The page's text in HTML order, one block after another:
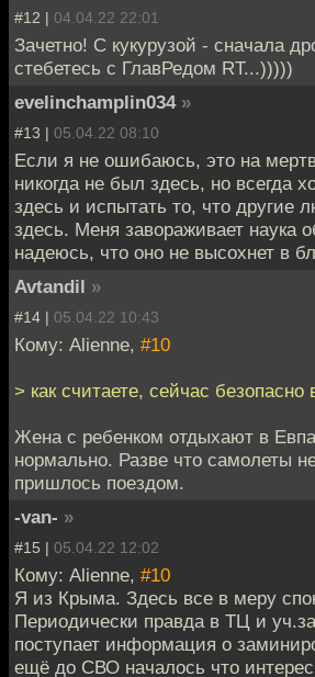
#12 | 04.04.22 22:01
Зачетно! С кукурузой - сначала
стебетесь с ГлавРедом RT...)))))
evelinchamplin034 »
#13 | 05.04.22 08:10
Если я не ошибаюсь, это на
никогда не был здесь, но всегда
здесь и испытать то, что другие
здесь. Меня завораживает наука
надеюсь, что оно не высохнет в
Avtandil »
#14 | 05.04.22 10:43
Кому: Alienne, #10
> как считаете, сейчас
Жена с ребенком отдыхают в
нормально. Разве что самолеты
пришлось поездом.
-van- »
#15 | 05.04.22 12:02
Кому: Alienne, #10
Я из Крыма. Здесь все в меру
Периодически правда в ТЦ и
поступает информация о
ещё до СВО началось что